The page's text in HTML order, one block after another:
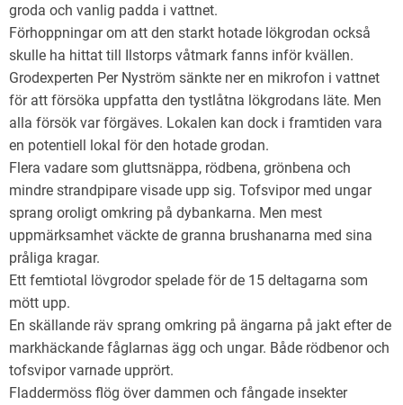
groda och vanlig padda i vattnet.
Förhoppningar om att den starkt hotade lökgrodan också
skulle ha hittat till Ilstorps våtmark fanns inför kvällen.
Grodexperten Per Nyström sänkte ner en mikrofon i vattnet
för att försöka uppfatta den tystlåtna lökgrodans läte. Men
alla försök var förgäves. Lokalen kan dock i framtiden vara
en potentiell lokal för den hotade grodan.
Flera vadare som gluttsnäppa, rödbena, grönbena och
mindre strandpipare visade upp sig. Tofsvipor med ungar
sprang oroligt omkring på dybankarna. Men mest
uppmärksamhet väckte de granna brushanarna med sina
pråliga kragar.
Ett femtiotal lövgrodor spelade för de 15 deltagarna som
mött upp.
En skällande räv sprang omkring på ängarna på jakt efter de
markhäckande fåglarnas ägg och ungar. Både rödbenor och
tofsvipor varnade upprört.
Fladdermöss flög över dammen och fångade insekter